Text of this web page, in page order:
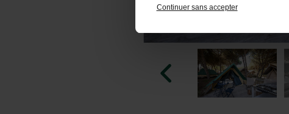
Continuer sans accepter